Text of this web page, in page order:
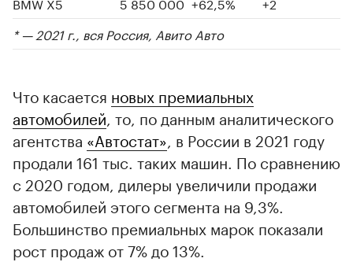
* — 2021 г., вся Россия, Авито Авто
Что касается новых премиальных
автомобилей , то, по данным аналитического
агентства «Автостат» , в России в 2021 году
продали 161 тыс. таких машин. По сравнению
с 2020 годом, дилеры увеличили продажи
автомобилей этого сегмента на 9,3%.
Большинство премиальных марок показали
рост продаж от 7% до 13%.